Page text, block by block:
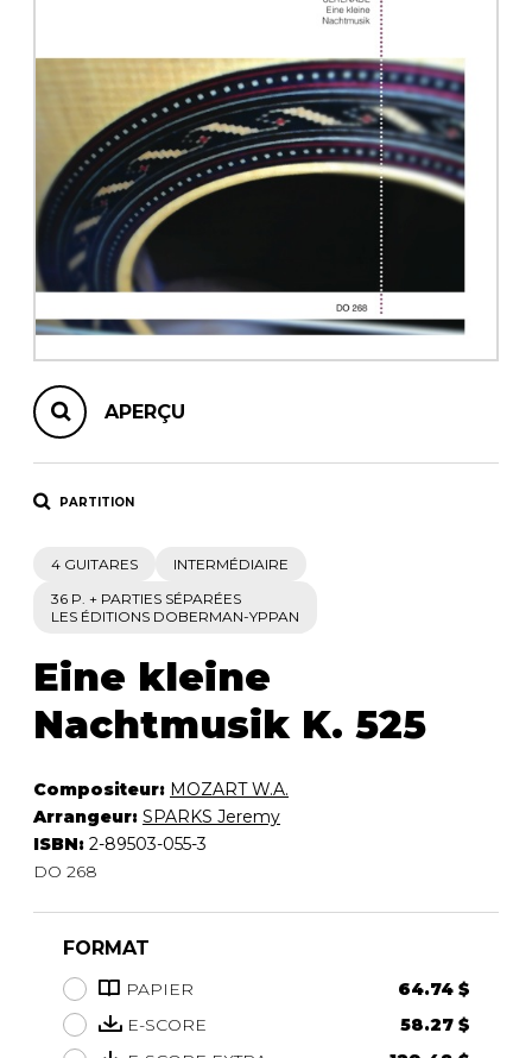
AUTRES PRODUITS
APERÇU
PARTITION
4 GUITARES
INTERMÉDIAIRE
36 P. + PARTIES SÉPARÉES
LES ÉDITIONS DOBERMAN-YPPAN
Eine kleine
Nachtmusik K. 525
Compositeur: MOZART W.A.
Arrangeur: SPARKS Jeremy
ISBN: 2-89503-055-3
DO 268
FORMAT
PAPIER
64.74 $
E-SCORE
58.27 $